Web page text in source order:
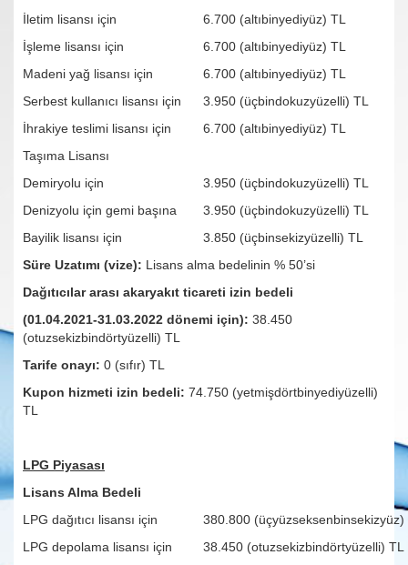
İletim lisansı için
6.700 (altıbinyediyüz) TL
İşleme lisansı için
6.700 (altıbinyediyüz) TL
Madeni yağ lisansı için
6.700 (altıbinyediyüz) TL
Serbest kullanıcı lisansı için
3.950 (üçbindokuzyüzelli) TL
İhrakiye teslimi lisansı için
6.700 (altıbinyediyüz) TL
Taşıma Lisansı
Demiryolu için
3.950 (üçbindokuzyüzelli) TL
Denizyolu için gemi başına
3.950 (üçbindokuzyüzelli) TL
Bayilik lisansı için
3.850 (üçbinsekizyüzelli) TL
Süre Uzatımı (vize): Lisans alma bedelinin % 50’si
Dağıtıcılar arası akaryakıt ticareti izin bedeli
(01.04.2021-31.03.2022 dönemi için): 38.450
(otuzsekizbindörtyüzelli) TL
Tarife onayı: 0 (sıfır) TL
Kupon hizmeti izin bedeli: 74.750 (yetmişdörtbinyediyüzelli)
TL
LPG Piyasası
Lisans Alma Bedeli
LPG dağıtıcı lisansı için
380.800 (üçyüzseksenbinsekizyüz)
LPG depolama lisansı için
38.450 (otuzsekizbindörtyüzelli) TL